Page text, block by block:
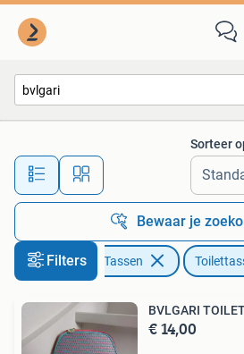
Alle afstanden…
Sorteer
Bewaar je
Filters
Sieraden en Tassen
BVLGARI
€ 14,00